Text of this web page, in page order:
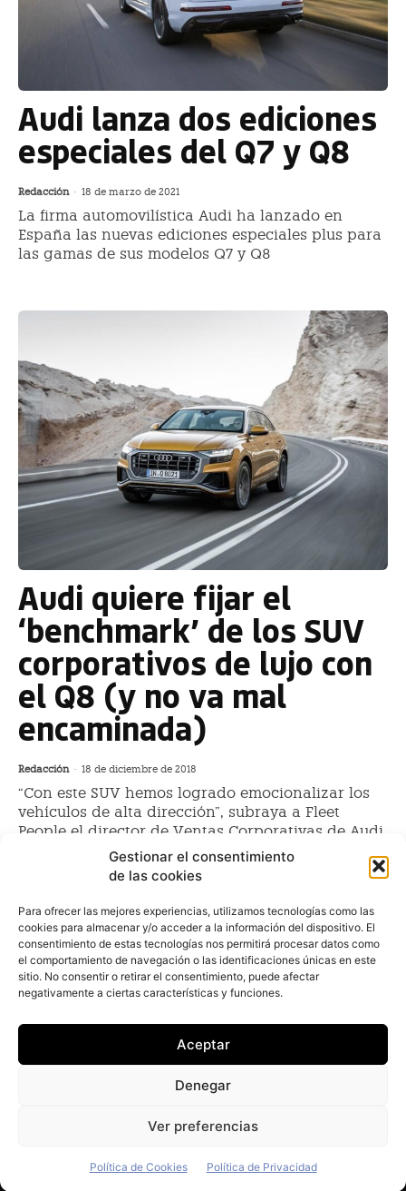
Gestionar el consentimiento
de las cookies
Para ofrecer las mejores experiencias, utilizamos tecnologías como las
cookies para almacenar y/o acceder a la información del dispositivo. El
consentimiento de estas tecnologías nos permitirá procesar datos como
el comportamiento de navegación o las identificaciones únicas en este
sitio. No consentir o retirar el consentimiento, puede afectar
negativamente a ciertas características y funciones.
Aceptar
Denegar
Ver preferencias
Política de Cookies Política de Privacidad
Audi lanza dos ediciones
especiales del Q7 y Q8
Redacción - 18 de marzo de 2021
La firma automovilística Audi ha lanzado en
España las nuevas ediciones especiales plus para
las gamas de sus modelos Q7 y Q8
Audi quiere fijar el
‘benchmark’ de los SUV
corporativos de lujo con
el Q8 (y no va mal
encaminada)
Redacción - 18 de diciembre de 2018
“Con este SUV hemos logrado emocionalizar los
vehículos de alta dirección”, subraya a Fleet
People el director de Ventas Corporativas de Audi,
Borja Peña. Está realmente exultante con la
Audi fija con el Q8 el nuevo
estándar en los SUV de lujo para
ejecutivos
El fabricante de automóviles Audi acaba de lanzar en
España el nuevo SUV (Sport Utility Vehicle) Q8, un
vehículo con el que pretende lograr la hegemonía en
el segmento cupé de este tipo de automóviles cuyo
© Newspaper WordPress Theme by TagDiv